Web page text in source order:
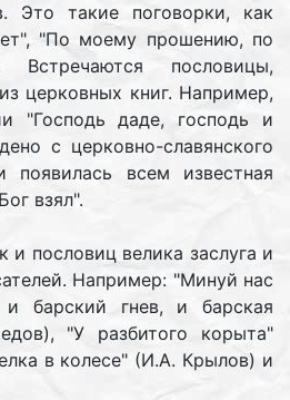
Это такие поговорки, как
"По моему прошению, по
Встречаются пословицы,
церковных книг. Например,
"Господь даде, господь и
с церковно-славянского
всем известная
взял".
и пословиц велика заслуга и
Например: "Минуй нас
барский гнев, и барская
"У разбитого корыта"
в колесе" (И.А. Крылов) и